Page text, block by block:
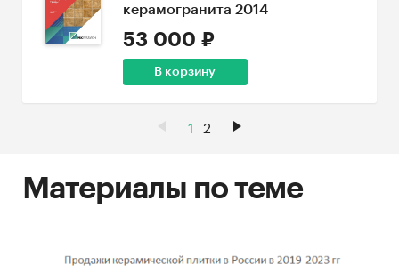
керамогранита 2014
53 000 ₽
В корзину
1 2
Материалы по теме